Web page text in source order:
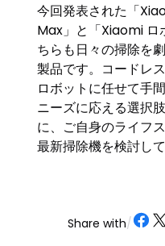
今回発表された「
Max」と「Xiaomi ロ
ちらも日々の掃除を
製品です。コードレ
ロボットに任せて手
ニーズに応える選択
に、ご自身のライフ
最新掃除機を検討し
Share with/ ShareShare on X